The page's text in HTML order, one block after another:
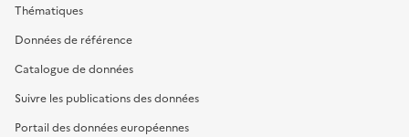
Thématiques
Données de référence
Catalogue de données
Suivre les publications des données
Portail des données européennes